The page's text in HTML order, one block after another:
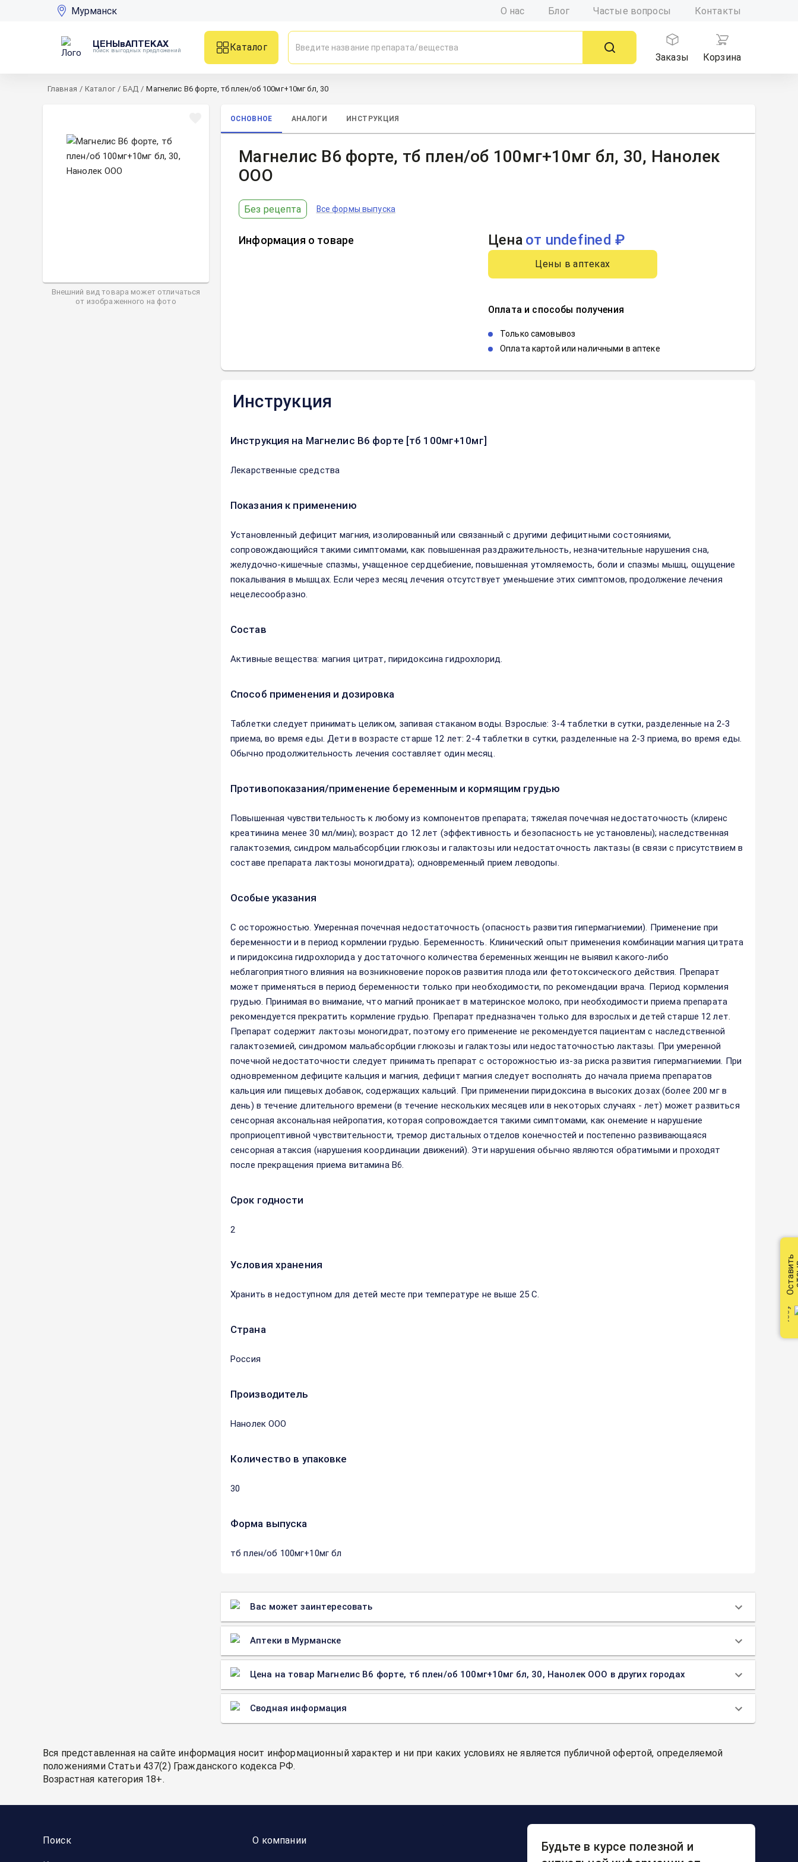
Мурманск О нас Блог Частые вопросы Контакты
ЦЕНЫвАПТЕКАХ
поиск выгодных предложений
Каталог
Заказы
Корзина
Главная / Каталог / БАД / Магнелис В6 форте, тб плен/об 100мг+10мг бл, 30
Внешний вид товара может отличаться
от изображенного на фото
ОСНОВНОЕ АНАЛОГИ ИНСТРУКЦИЯ
Магнелис В6 форте, тб плен/об 100мг+10мг бл, 30, Нанолек
ООО
Без рецепта Все формы выпуска
Информация о товаре Цена от undefined ₽
Цены в аптеках
Оплата и способы получения
Только самовывоз
Оплата картой или наличными в аптеке
Инструкция
Инструкция на Магнелис В6 форте [тб 100мг+10мг]
Лекарственные средства
Показания к применению
Установленный дефицит магния, изолированный или связанный с другими дефицитными состояниями,
сопровождающийся такими симптомами, как повышенная раздражительность, незначительные нарушения сна,
желудочно-кишечные спазмы, учащенное сердцебиение, повышенная утомляемость, боли и спазмы мышц, ощущение
покалывания в мышцах. Если через месяц лечения отсутствует уменьшение этих симптомов, продолжение лечения
нецелесообразно.
Состав
Активные вещества: магния цитрат, пиридоксина гидрохлорид.
Способ применения и дозировка
Таблетки следует принимать целиком, запивая стаканом воды. Взрослые: 3-4 таблетки в сутки, разделенные на 2-3
приема, во время еды. Дети в возрасте старше 12 лет: 2-4 таблетки в сутки, разделенные на 2-3 приема, во время еды.
Обычно продолжительность лечения составляет один месяц.
Противопоказания/применение беременным и кормящим грудью
Повышенная чувствительность к любому из компонентов препарата; тяжелая почечная недостаточность (клиренс
креатинина менее 30 мл/мин); возраст до 12 лет (эффективность и безопасность не установлены); наследственная
галактоземия, синдром мальабсорбции глюкозы и галактозы или недостаточность лактазы (в связи с присутствием в
составе препарата лактозы моногидрата); одновременный прием леводопы.
Особые указания
С осторожностью. Умеренная почечная недостаточность (опасность развития гипермагниемии). Применение при
беременности и в период кормлении грудью. Беременность. Клинический опыт применения комбинации магния цитрата
и пиридоксина гидрохлорида у достаточного количества беременных женщин не выявил какого-либо
неблагоприятного влияния на возникновение пороков развития плода или фетотоксического действия. Препарат
может применяться в период беременности только при необходимости, по рекомендации врача. Период кормления
грудью. Принимая во внимание, что магний проникает в материнское молоко, при необходимости приема препарата
рекомендуется прекратить кормление грудью. Препарат предназначен только для взрослых и детей старше 12 лет.
Препарат содержит лактозы моногидрат, поэтому его применение не рекомендуется пациентам с наследственной
галактоземией, синдромом мальабсорбции глюкозы и галактозы или недостаточностью лактазы. При умеренной
почечной недостаточности следует принимать препарат с осторожностью из-за риска развития гипермагниемии. При
одновременном дефиците кальция и магния, дефицит магния следует восполнять до начала приема препаратов
кальция или пищевых добавок, содержащих кальций. При применении пиридоксина в высоких дозах (более 200 мг в
день) в течение длительного времени (в течение нескольких месяцев или в некоторых случаях - лет) может развиться
сенсорная аксональная нейропатия, которая сопровождается такими симптомами, как онемение н нарушение
проприоцептивной чувствительности, тремор дистальных отделов конечностей и постепенно развивающаяся
сенсорная атаксия (нарушения координации движений). Эти нарушения обычно являются обратимыми и проходят
после прекращения приема витамина В6.
Срок годности
2
Условия хранения
Хранить в недоступном для детей месте при температуре не выше 25 С.
Страна
Россия
Производитель
Нанолек ООО
Количество в упаковке
30
Форма выпуска
тб плен/об 100мг+10мг бл
Вас может заинтересовать
Аптеки в Мурманске
Цена на товар Магнелис В6 форте, тб плен/об 100мг+10мг бл, 30, Нанолек ООО в других городах
Сводная информация
Вся представленная на сайте информация носит информационный характер и ни при каких условиях не является публичной офертой, определяемой
положениями Статьи 437(2) Гражданского кодекса РФ.
Возрастная категория 18+.
Поиск О компании
Будьте в курсе полезной и
Оставить